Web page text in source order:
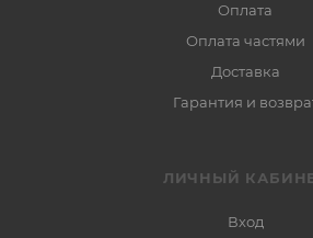
Оплата
Оплата частями
Доставка
Гарантия и
ЛИЧНЫЙ
Вход